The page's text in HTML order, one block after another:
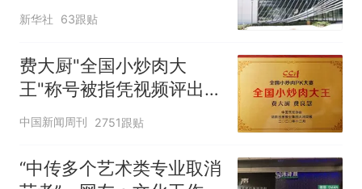
新华社 63跟贴
费大厨"全国小炒肉大
王"称号被指凭视频评出
官方回应
中国新闻周刊 2751跟贴
“中传多个艺术类专业取消